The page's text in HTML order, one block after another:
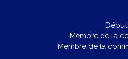
Membre de la
Membre de la